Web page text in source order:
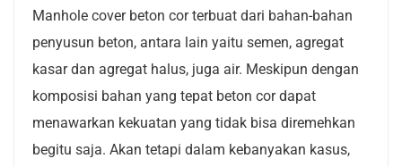
Manhole cover beton cor terbuat dari bahan-bahan
penyusun beton, antara lain yaitu semen, agregat
kasar dan agregat halus, juga air. Meskipun dengan
komposisi bahan yang tepat beton cor dapat
menawarkan kekuatan yang tidak bisa diremehkan
begitu saja. Akan tetapi dalam kebanyakan kasus,